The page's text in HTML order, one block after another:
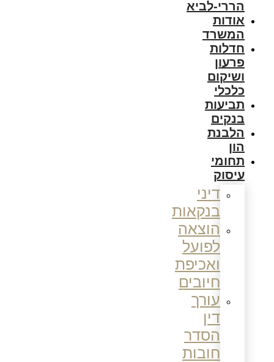
הררי-לביא
אודות
המשרד
חדלות
פרעון
ושיקום
כלכלי
תביעות
בנקים
הלבנת
הון
תחומי
עיסוק
דיני
בנקאות
הוצאה
לפועל
ואכיפת
חיובים
עורך
דין
הסדר
חובות